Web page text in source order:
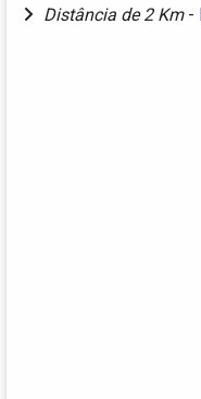
Distância de 2 Km -